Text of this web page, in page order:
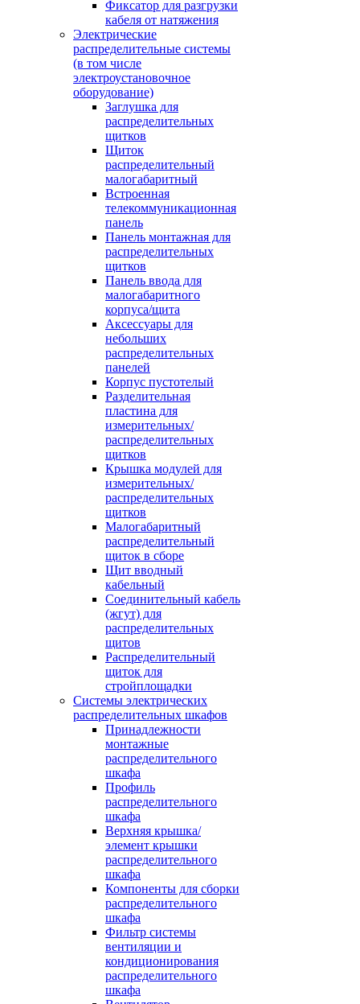
Фиксатор для разгрузки
кабеля от натяжения
Электрические
распределительные системы
(в том числе
электроустановочное
оборудование)
Заглушка для
распределительных
щитков
Щиток
распределительный
малогабаритный
Встроенная
телекоммуникационная
панель
Панель монтажная для
распределительных
щитков
Панель ввода для
малогабаритного
корпуса/щита
Аксессуары для
небольших
распределительных
панелей
Корпус пустотелый
Разделительная
пластина для
измерительных/
распределительных
щитков
Крышка модулей для
измерительных/
распределительных
щитков
Малогабаритный
распределительный
щиток в сборе
Щит вводный
кабельный
Соединительный кабель
(жгут) для
распределительных
щитов
Распределительный
щиток для
стройплощадки
Системы электрических
распределительных шкафов
Принадлежности
монтажные
распределительного
шкафа
Профиль
распределительного
шкафа
Верхняя крышка/
элемент крышки
распределительного
шкафа
Компоненты для сборки
распределительного
шкафа
Фильтр системы
вентиляции и
кондиционирования
распределительного
шкафа